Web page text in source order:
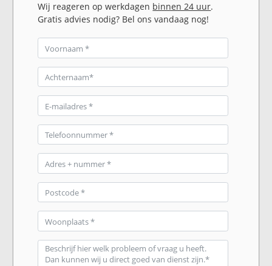
Wij reageren op werkdagen binnen 24 uur.
Gratis advies nodig? Bel ons vandaag nog!